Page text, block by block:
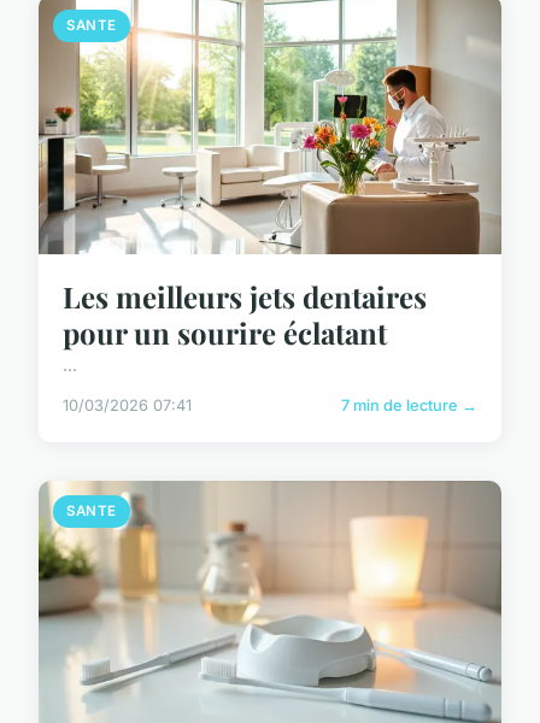
SANTE
Les meilleurs jets dentaires
pour un sourire éclatant
...
10/03/2026 07:41 7 min de lecture →
SANTE